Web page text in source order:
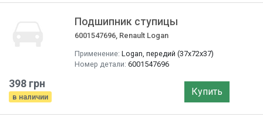
Подшипник ступицы
6001547696, Renault Logan
Применение: Logan, передий (37x72x37)
Номер детали: 6001547696
398 грн
в наличии Купить